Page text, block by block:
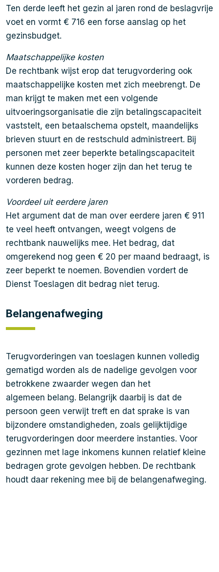
Ten derde leeft het gezin al jaren rond de beslagvrije
voet en vormt € 716 een forse aanslag op het
gezinsbudget.
Maatschappelijke kosten
De rechtbank wijst erop dat terugvordering ook
maatschappelijke kosten met zich meebrengt. De
man krijgt te maken met een volgende
uitvoeringsorganisatie die zijn betalingscapaciteit
vaststelt, een betaalschema opstelt, maandelijks
brieven stuurt en de restschuld administreert. Bij
personen met zeer beperkte betalingscapaciteit
kunnen deze kosten hoger zijn dan het terug te
vorderen bedrag.
Voordeel uit eerdere jaren
Het argument dat de man over eerdere jaren € 911
te veel heeft ontvangen, weegt volgens de
rechtbank nauwelijks mee. Het bedrag, dat
omgerekend nog geen € 20 per maand bedraagt, is
zeer beperkt te noemen. Bovendien vordert de
Dienst Toeslagen dit bedrag niet terug.
Belangenafweging
Terugvorderingen van toeslagen kunnen volledig
gematigd worden als de nadelige gevolgen voor
betrokkene zwaarder wegen dan het
algemeen belang. Belangrijk daarbij is dat de
persoon geen verwijt treft en dat sprake is van
bijzondere omstandigheden, zoals gelijktijdige
terugvorderingen door meerdere instanties. Voor
gezinnen met lage inkomens kunnen relatief kleine
bedragen grote gevolgen hebben. De rechtbank
houdt daar rekening mee bij de belangenafweging.